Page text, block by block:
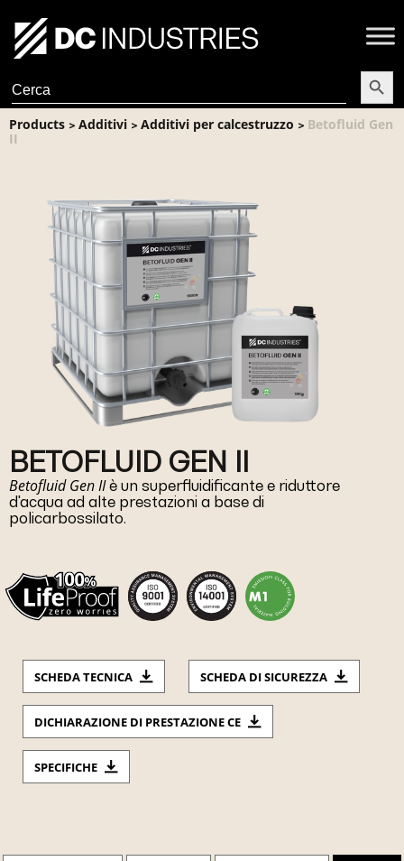
Search
for:
Search
Products > Additivi > Additivi per calcestruzzo > Betofluid Gen
II
BETOFLUID GEN II
Betofluid Gen IIè un superfluidificante e riduttore
d'acqua ad alte prestazioni a base di
policarbossilato.
SCHEDA TECNICA SCHEDA DI SICUREZZA
DICHIARAZIONE DI PRESTAZIONE CE
SPECIFICHE